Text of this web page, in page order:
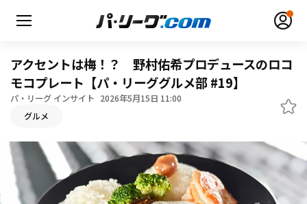
無料アカウント登録
HOME
動画
アクセントは梅！？ 野村佑希プロデュースのロコ
モコプレート【パ・リーググルメ部 #19】
パ・リーグ インサイト 2026年5月15日 11:00
グルメ